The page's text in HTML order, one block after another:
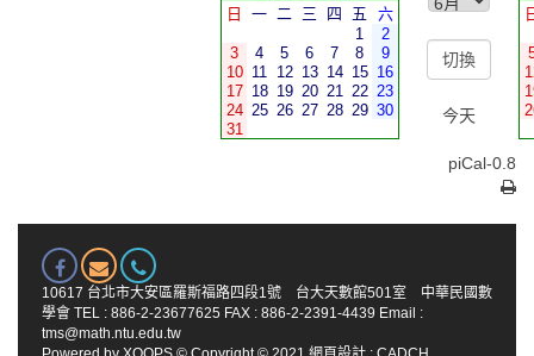
日 一 二 三 四 五
六
1
2
3
4 5 6 7 8
9
10 11 12 13 14 15 16
17 18 19 20 21 22 23
24 25 26 27 28 29 30
31
今天
piCal-0.8
10617 台北市大安區羅斯福路四段1號 台大天數館501室 中華民國數
學會 TEL : 886-2-23677625 FAX : 886-2-2391-4439 Email :
tms@math.ntu.edu.tw